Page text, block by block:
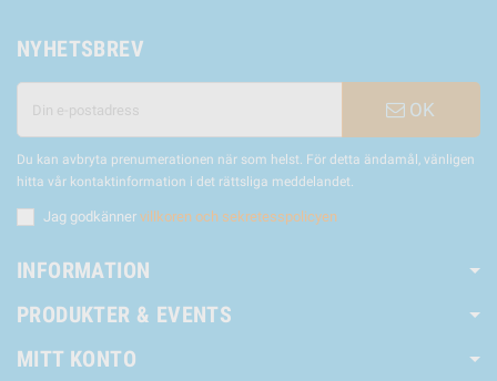
NYHETSBREV
OK
Du kan avbryta prenumerationen när som helst. För detta ändamål, vänligen
hitta vår kontaktinformation i det rättsliga meddelandet.
Jag godkänner villkoren och sekretesspolicyen
INFORMATION
PRODUKTER & EVENTS
MITT KONTO